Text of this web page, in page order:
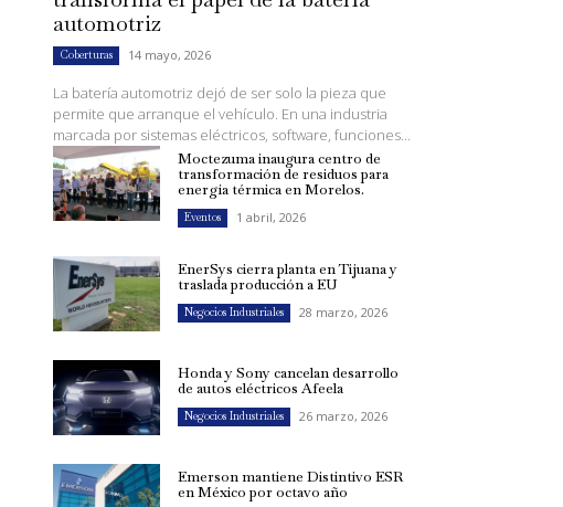
automotriz
Coberturas 14 mayo, 2026
La batería automotriz dejó de ser solo la pieza que
permite que arranque el vehículo. En una industria
marcada por sistemas eléctricos, software, funciones...
Moctezuma inaugura centro de
transformación de residuos para
energía térmica en Morelos.
Eventos 1 abril, 2026
EnerSys cierra planta en Tijuana y
traslada producción a EU
Negocios Industriales 28 marzo, 2026
Honda y Sony cancelan desarrollo
de autos eléctricos Afeela
Negocios Industriales 26 marzo, 2026
Emerson mantiene Distintivo ESR
en México por octavo año